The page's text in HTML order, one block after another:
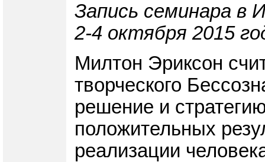
Запись семинара в
2-4 октября 2015
Милтон Эриксон
творческого
решение и
положительных
реализации